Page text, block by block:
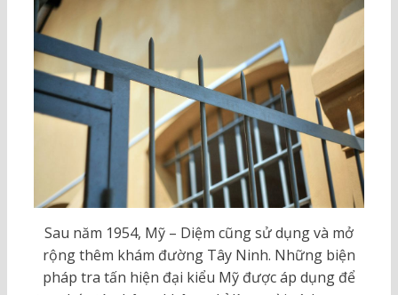
Sau năm 1954, Mỹ – Diệm cũng sử dụng và mở
rộng thêm khám đường Tây Ninh. Những biện
pháp tra tấn hiện đại kiểu Mỹ được áp dụng để